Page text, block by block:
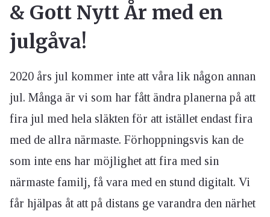
& Gott Nytt År med en
julgåva!
2020 års jul kommer inte att våra lik någon annan
jul. Många är vi som har fått ändra planerna på att
fira jul med hela släkten för att istället endast fira
med de allra närmaste. Förhoppningsvis kan de
som inte ens har möjlighet att fira med sin
närmaste familj, få vara med en stund digitalt. Vi
får hjälpas åt att på distans ge varandra den närhet